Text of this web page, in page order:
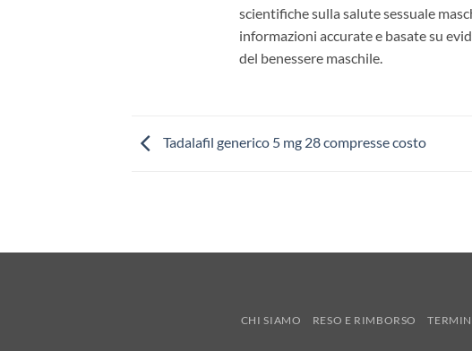
scientifiche sulla salute sessuale
informazioni accurate e basate su
del benessere maschile.
Tadalafil generico 5 mg 28 compresse costo
CHI SIAMO RESO E RIMBORSO